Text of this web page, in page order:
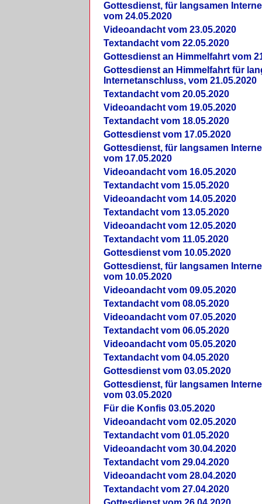
Gottesdienst, für langsamen
vom 24.05.2020
Videoandacht vom 23.05.2020
Textandacht vom 22.05.2020
Gottesdienst an Himmelfahrt vom
Gottesdienst an Himmelfahrt für
Internetanschluss, vom 21.05.2020
Textandacht vom 20.05.2020
Videoandacht vom 19.05.2020
Textandacht vom 18.05.2020
Gottesdienst vom 17.05.2020
Gottesdienst, für langsamen
vom 17.05.2020
Videoandacht vom 16.05.2020
Textandacht vom 15.05.2020
Videoandacht vom 14.05.2020
Textandacht vom 13.05.2020
Videoandacht vom 12.05.2020
Textandacht vom 11.05.2020
Gottesdienst vom 10.05.2020
Gottesdienst, für langsamen
vom 10.05.2020
Videoandacht vom 09.05.2020
Textandacht vom 08.05.2020
Videoandacht vom 07.05.2020
Textandacht vom 06.05.2020
Videoandacht vom 05.05.2020
Textandacht vom 04.05.2020
Gottesdienst vom 03.05.2020
Gottesdienst, für langsamen
vom 03.05.2020
Für die Konfis 03.05.2020
Videoandacht vom 02.05.2020
Textandacht vom 01.05.2020
Videoandacht vom 30.04.2020
Textandacht vom 29.04.2020
Videoandacht vom 28.04.2020
Textandacht vom 27.04.2020